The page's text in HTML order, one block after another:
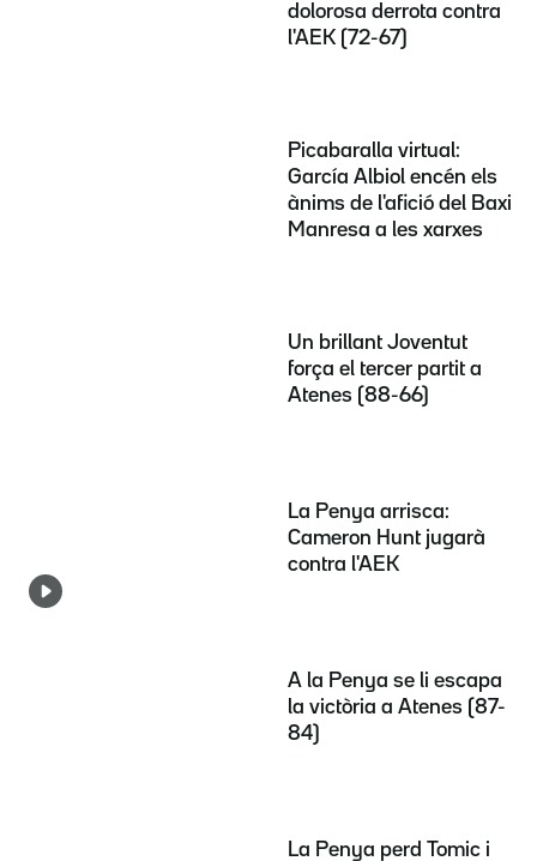
dolorosa derrota contra
l'AEK (72-67)
Picabaralla virtual:
García Albiol encén els
ànims de l'afició del Baxi
Manresa a les xarxes
Un brillant Joventut
força el tercer partit a
Atenes (88-66)
La Penya arrisca:
Cameron Hunt jugarà
contra l'AEK
A la Penya se li escapa
la victòria a Atenes (87-
84)
La Penya perd Tomic i